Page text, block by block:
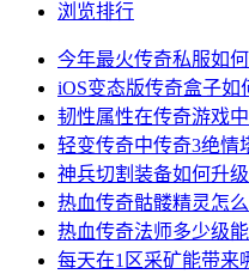
浏览排行
今年最火传奇私服如
iOS变态版传奇盒子如
韧性属性在传奇游戏
轻变传奇中传奇3绝情
神兵切割装备如何升
热血传奇骷髅精灵怎
热血传奇法师多少级
每天在1区采矿能带来